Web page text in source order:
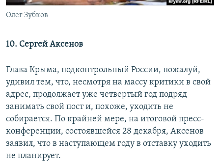
Олег Зубков
10. Сергей Аксенов
Глава Крыма, подконтрольный России, пожалуй,
удивил тем, что, несмотря на массу критики в свой
адрес, продолжает уже четвертый год подряд
занимать свой пост и, похоже, уходить не
собирается. По крайней мере, на итоговой пресс-
конференции, состоявшейся 28 декабря, Аксенов
заявил, что в наступающем году в отставку уходить
не планирует.